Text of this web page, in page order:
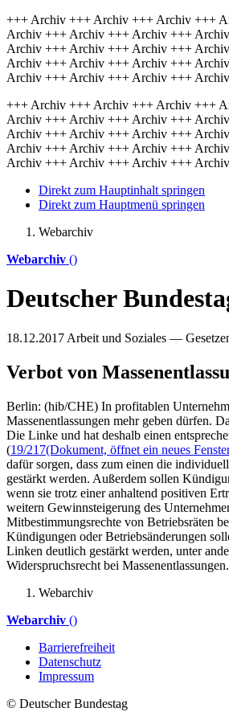
+++ Archiv +++ Archiv +++ Archiv +++
Archiv +++ Archiv +++ Archiv +++
Archiv +++ Archiv +++ Archiv +++
Archiv +++ Archiv +++ Archiv +++
Archiv +++ Archiv +++ Archiv +++
+++ Archiv +++ Archiv +++ Archiv +++
Archiv +++ Archiv +++ Archiv +++
Archiv +++ Archiv +++ Archiv +++
Archiv +++ Archiv +++ Archiv +++
Archiv +++ Archiv +++ Archiv +++
Direkt zum Hauptinhalt springen
Direkt zum Hauptmenü springen
Webarchiv
Webarchiv ()
Deutscher
18.12.2017 Arbeit und Soziales —
Verbot von
Berlin: (hib/CHE) In profitablen
Massenentlassungen mehr geben dürfen.
Die Linke und hat deshalb einen
(19/217(Dokument, öffnet ein neues
dafür sorgen, dass zum einen die
gestärkt werden. Außerdem sollen
wenn sie trotz einer anhaltend positiven
weitern Gewinnsteigerung des
Mitbestimmungsrechte von Betriebsräten
Kündigungen oder Betriebsänderungen
Linken deutlich gestärkt werden, unter
Widerspruchsrecht bei Massenentlassungen.
Webarchiv
Webarchiv ()
Barrierefreiheit
Datenschutz
Impressum
© Deutscher Bundestag